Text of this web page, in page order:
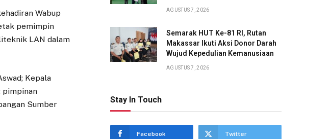
Wabup
pemimpin
LAN dalam
Kepala
pimpinan
Sumber
AGUSTUS 7, 2026
Semarak HUT Ke-81 RI, Rutan
Makassar Ikuti Aksi Donor Darah
Wujud Kepedulian Kemanusiaan
AGUSTUS 7, 2026
Stay In Touch
Facebook Twitter